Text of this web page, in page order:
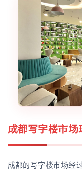
成都写字楼市场
成都的写字楼市场经